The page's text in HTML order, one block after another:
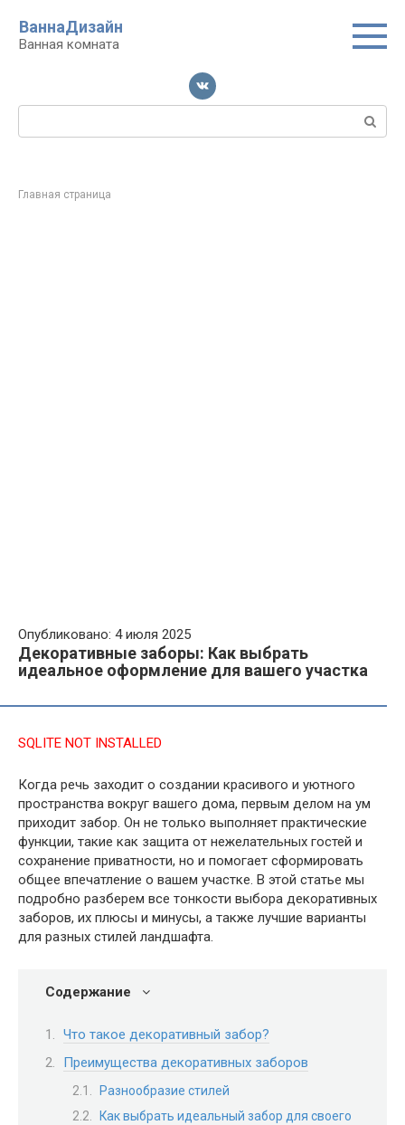
контенту
ВаннаДизайн
Ванная комната
Поиск:
Главная страница
Опубликовано: 4 июля 2025
Декоративные заборы: Как выбрать
идеальное оформление для вашего участка
SQLITE NOT INSTALLED
Когда речь заходит о создании красивого и уютного
пространства вокруг вашего дома, первым делом на ум
приходит забор. Он не только выполняет практические
функции, такие как защита от нежелательных гостей и
сохранение приватности, но и помогает сформировать
общее впечатление о вашем участке. В этой статье мы
подробно разберем все тонкости выбора декоративных
заборов, их плюсы и минусы, а также лучшие варианты
для разных стилей ландшафта.
Содержание
Что такое декоративный забор?
Преимущества декоративных заборов
Разнообразие стилей
Как выбрать идеальный забор для своего